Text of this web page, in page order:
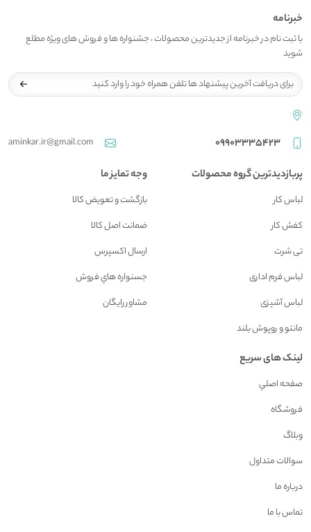
خبرنامه
با ثبت نام در خبرنامه از جدیدترین محصولات ، جشنواره ها و فروش های ویژه مطلع
شوید
09903335423
aminkar.ir@gmail.com
پربازدیدترین گروه محصولات
لباس کار
کفش کار
تی شرت
لباس فرم اداری
لباس آشپزی
مانتو و روپوش بلند
وجه تمایز ما
بازگشت و تعويض کالا
ضمانت اصل کالا
ارسال اکسپرس
جسنواره هاي فروش
مشاور رايگان
لینک های سریع
صفحه اصلي
فروشگاه
وبلاگ
سوالات متداول
درباره ما
تماس با ما